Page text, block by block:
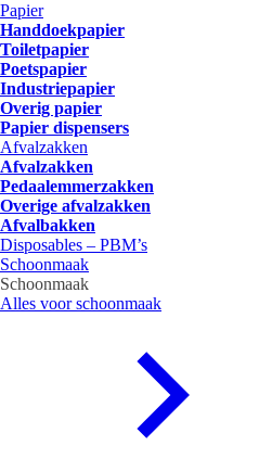
Papier
Handdoekpapier
Toiletpapier
Poetspapier
Industriepapier
Overig papier
Papier dispensers
Afvalzakken
Afvalzakken
Pedaalemmerzakken
Overige afvalzakken
Afvalbakken
Disposables – PBM’s
Schoonmaak
Schoonmaak
Alles voor schoonmaak